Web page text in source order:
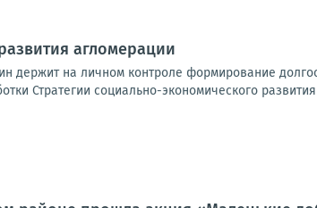
агломерации
держит на личном контроле формирование
Стратегии социально-экономического